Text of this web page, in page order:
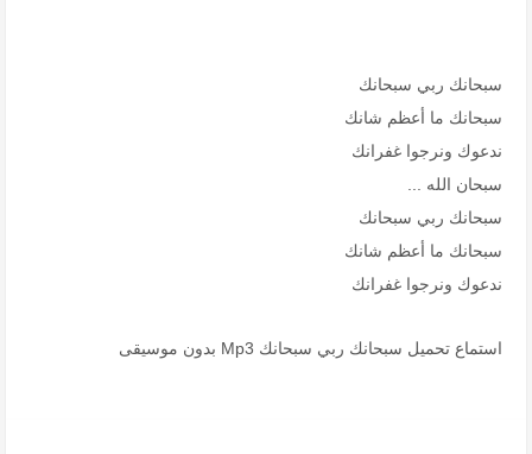
سبحانك ربي سبحانك
سبحانك ما أعظم شانك
ندعوك ونرجوا غفرانك
سبحان الله ...
سبحانك ربي سبحانك
سبحانك ما أعظم شانك
ندعوك ونرجوا غفرانك
استماع تحميل سبحانك ربي سبحانك Mp3 بدون موسيقى